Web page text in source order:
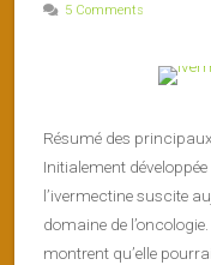
5 Comments
Résumé des
Initialement
l’ivermectine suscite
domaine de
montrent qu’elle